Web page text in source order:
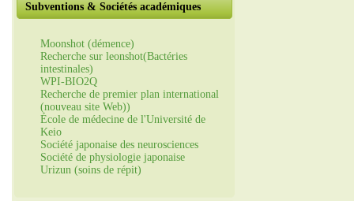
Subventions & Sociétés académiques
Moonshot (démence)
Recherche sur leonshot(Bactéries
intestinales)
WPI-BIO2Q
Recherche de premier plan international
(nouveau site Web))
École de médecine de l'Université de
Keio
Société japonaise des neurosciences
Société de physiologie japonaise
Urizun (soins de répit)